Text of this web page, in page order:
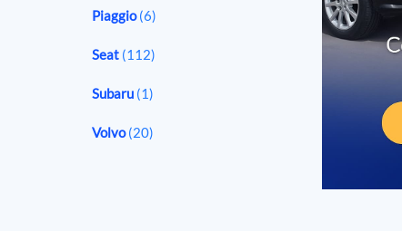
Piaggio(6)
Seat (112)
Subaru (1)
Volvo(20)